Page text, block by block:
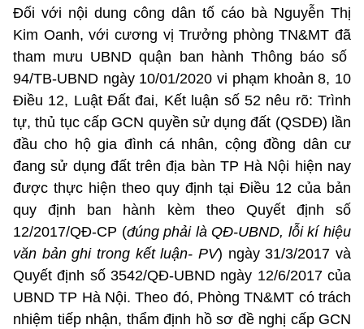
Đối với nội dung công dân tố cáo bà Nguyễn Thị
Kim Oanh, với cương vị Trưởng phòng TN&MT đã
tham mưu UBND quận ban hành Thông báo số
94/TB-UBND ngày 10/01/2020 vi phạm khoản 8, 10
Điều 12, Luật Đất đai, Kết luận số 52 nêu rõ: Trình
tự, thủ tục cấp GCN quyền sử dụng đất (QSDĐ) lần
đầu cho hộ gia đình cá nhân, cộng đồng dân cư
đang sử dụng đất trên địa bàn TP Hà Nội hiện nay
được thực hiện theo quy định tại Điều 12 của bản
quy định ban hành kèm theo Quyết định số
12/2017/QĐ-CP (đúng phải là QĐ-UBND, lỗi kí hiệu
văn bản ghi trong kết luận- PV) ngày 31/3/2017 và
Quyết định số 3542/QĐ-UBND ngày 12/6/2017 của
UBND TP Hà Nội. Theo đó, Phòng TN&MT có trách
nhiệm tiếp nhận, thẩm định hồ sơ đề nghị cấp GCN